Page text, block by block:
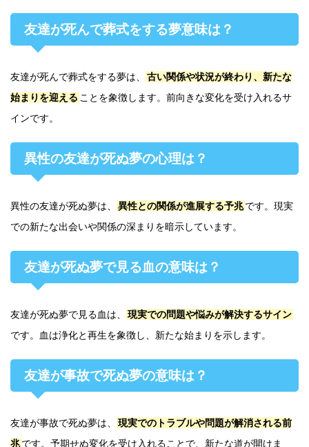
友達が死んで葬式をする夢意味は？
友達が死んで葬式をする夢は、
古い関係や状況が終わり、新たな
始まりを迎える ことを象徴します。前向きな変化を受け入れるサ
インです。
異性の友達が死ぬ夢の心理は？
異性の友達が死ぬ夢は、 異性との関係が進展する予兆です。現実
での新たな出会いや関係の深まりを暗示しています。
友達が死ぬ夢で見る血の意味は？
友達が死ぬ夢で見る血は、
現実での問題や悩みが解決するサイン
です。血は浄化と再生を象徴し、新たな始まりを示します。
友達が事故で死ぬ夢の意味は？
友達が事故で死ぬ夢は、
現実でのトラブルや問題が解消される前
兆です。予期せぬ変化を受け入れることで、新たな道が開けま